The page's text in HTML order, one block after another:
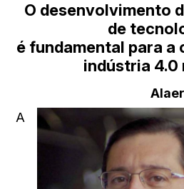
O desenvolvimento
de
é fundamental para a
indústria 4.0
A